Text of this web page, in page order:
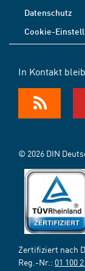
Datenschutz
Cookie-
In Kontakt
© 2026 DIN
Zertifiziert nach
Reg.-Nr.: 01 100